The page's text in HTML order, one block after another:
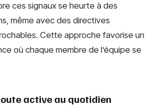
ces signaux se heurte à des
même avec des directives
Cette approche favorise un
où chaque membre de l’équipe se
active au quotidien